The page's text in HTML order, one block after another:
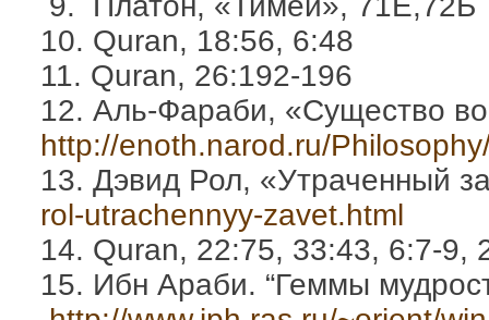
10. Quran, 18:56, 6:48
11. Quran, 26:192-196
12. Аль-Фараби, «Существо
http://enoth.narod.ru/
13. Дэвид Рол, «Утраченный
rol-utrachennyy-zavet.html
14. Quran, 22:75, 33:43, 6:7-9,
15. Ибн Араби. “Геммы